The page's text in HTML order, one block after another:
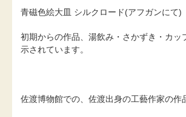
青磁色絵大皿 シルクロード(アフガンに
初期からの作品、湯飲み・さかずき・カッ
示されています。
佐渡博物館での、佐渡出身の工藝作家の作